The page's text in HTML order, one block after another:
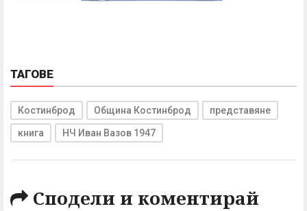
ТАГОВЕ
Костинброд Община Костинброд представяне
книга НЧ Иван Вазов 1947
Сподели и коментирай